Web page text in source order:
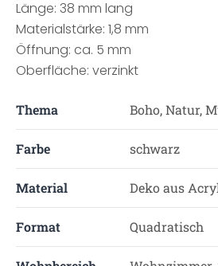
Länge: 38 mm lang
Materialstärke: 1,8 mm
Öffnung: ca. 5 mm
Oberfläche: verzinkt
Thema Boho, Natur,
Farbe schwarz
Material Deko aus
Format Quadratisch